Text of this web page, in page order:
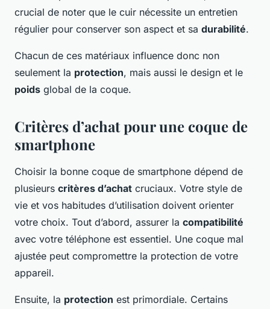
crucial de noter que le cuir nécessite un entretien
régulier pour conserver son aspect et sa durabilité.
Chacun de ces matériaux influence donc non
seulement la protection, mais aussi le design et le
poids global de la coque.
Critères d’achat pour une coque de
smartphone
Choisir la bonne coque de smartphone dépend de
plusieurs critères d’achat cruciaux. Votre style de
vie et vos habitudes d’utilisation doivent orienter
votre choix. Tout d’abord, assurer la compatibilité
avec votre téléphone est essentiel. Une coque mal
ajustée peut compromettre la protection de votre
appareil.
Ensuite, la protection est primordiale. Certains